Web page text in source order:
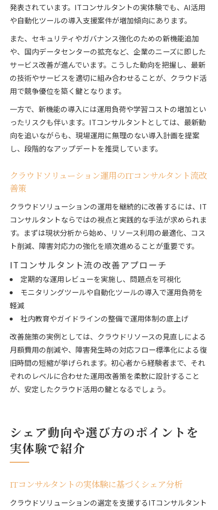
発表されています。ITコンサルタントの実体験でも、AI活用
や自動化ツールの導入支援案件が増加傾向にあります。
また、セキュリティやガバナンス強化のための新機能追加
や、国内データセンターの拡充など、企業のニーズに即した
サービス改善が進んでいます。こうした動向を把握し、最新
の技術やサービスを適切に組み合わせることが、クラウド活
用で競争優位を築く鍵となります。
一方で、新機能の導入には運用負荷や学習コストの増加とい
ったリスクも伴います。ITコンサルタントとしては、最新動
向を追いながらも、現場運用に無理のない導入計画を提案
し、段階的なアップデートを推奨しています。
クラウドソリューション運用のITコンサルタント流改
善策
クラウドソリューションの運用を継続的に改善するには、IT
コンサルタントならではの視点と実践的な手法が求められま
す。まずは現状分析から始め、リソース利用の最適化、コス
ト削減、障害対応力の強化を順次進めることが重要です。
ITコンサルタント流の改善アプローチ
定期的な運用レビューを実施し、問題点を可視化
モニタリングツールや自動化ツールの導入で運用負荷を
軽減
社内教育やガイドラインの整備で運用体制の底上げ
改善施策の実例としては、クラウドリソースの見直しによる
月額費用の削減や、障害発生時の対応フロー標準化による復
旧時間の短縮が挙げられます。初心者から経験者まで、それ
ぞれのレベルに合わせた運用改善策を柔軟に設計すること
が、安定したクラウド活用の鍵となるでしょう。
シェア動向や選び方のポイントを
実体験で紹介
ITコンサルタントの実体験に基づくシェア分析
クラウドソリューションの選定を支援するITコンサルタント